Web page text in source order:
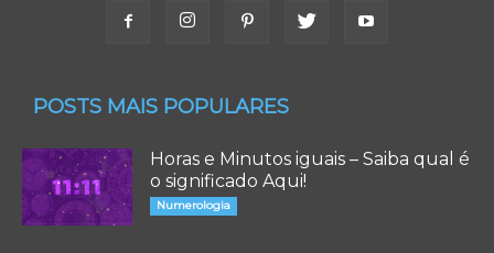
POSTS MAIS POPULARES
Horas e Minutos iguais – Saiba qual é
o significado Aqui!
Numerologia